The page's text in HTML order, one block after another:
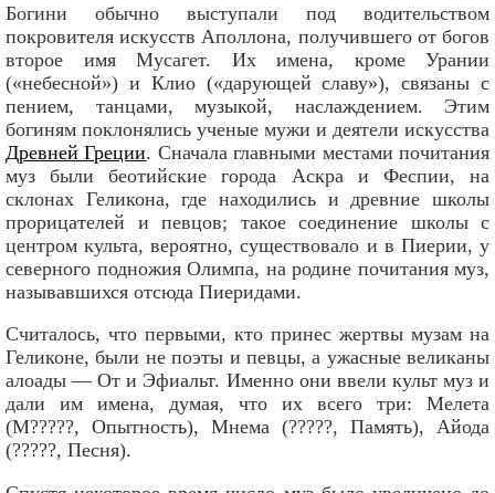
Богини обычно выступали под водительством
покровителя искусств Аполлона, получившего от богов
второе имя Мусагет. Их имена, кроме Урании
(«небесной») и Клио («дарующей славу»), связаны с
пением, танцами, музыкой, наслаждением. Этим
богиням поклонялись ученые мужи и деятели искусства
Древней Греции. Сначала главными местами почитания
муз были беотийские города Аскра и Феспии, на
склонах Геликона, где находились и древние школы
прорицателей и певцов; такое соединение школы с
центром культа, вероятно, существовало и в Пиерии, у
северного подножия Олимпа, на родине почитания муз,
называвшихся отсюда Пиеридами.
Считалось, что первыми, кто принес жертвы музам на
Геликоне, были не поэты и певцы, а ужасные великаны
алоады — От и Эфиальт. Именно они ввели культ муз и
дали им имена, думая, что их всего три: Мелета
(M?????, Опытность), Мнема (?????, Память), Айода
(?????, Песня).